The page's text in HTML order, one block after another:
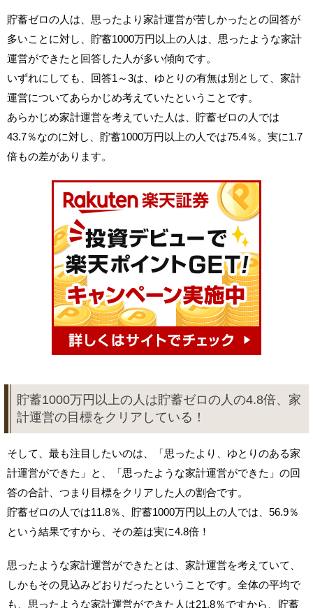
貯蓄ゼロの人は、思ったより家計運営が苦しかったとの回答が
多いことに対し、貯蓄1000万円以上の人は、思ったような家計
運営ができたと回答した人が多い傾向です。
いずれにしても、回答1～3は、ゆとりの有無は別として、家計
運営についてあらかじめ考えていたということです。
あらかじめ家計運営を考えていた人は、貯蓄ゼロの人では
43.7％なのに対し、貯蓄1000万円以上の人では75.4％。実に1.7
倍もの差があります。
貯蓄1000万円以上の人は貯蓄ゼロの人の4.8倍、家
計運営の目標をクリアしている！
そして、最も注目したいのは、「思ったより、ゆとりのある家
計運営ができた」と、「思ったような家計運営ができた」の回
答の合計、つまり目標をクリアした人の割合です。
貯蓄ゼロの人では11.8％、貯蓄1000万円以上の人では、56.9％
という結果ですから、その差は実に4.8倍！
思ったような家計運営ができたとは、家計運営を考えていて、
しかもその見込みどおりだったということです。全体の平均で
も、思ったような家計運営ができた人は21.8％ですから、貯蓄